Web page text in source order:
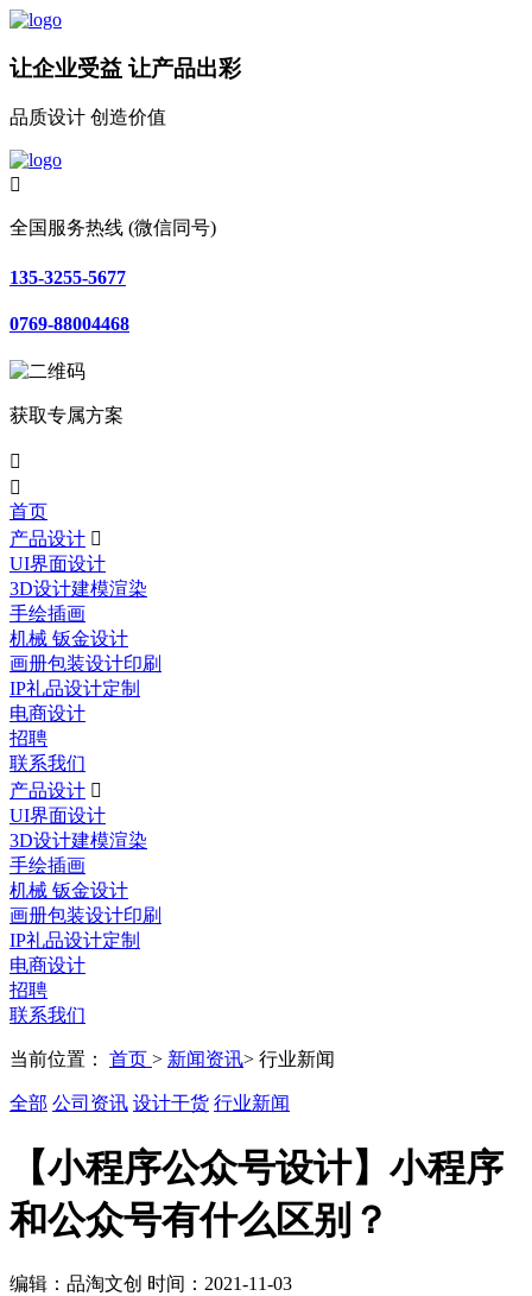
让企业受益 让产品出彩
品质设计 创造价值

全国服务热线 (微信同号)
135-3255-5677
0769-88004468
获取专属方案


首页
产品设计 
UI界面设计
3D设计建模渲染
手绘插画
机械 钣金设计
画册包装设计印刷
IP礼品设计定制
电商设计
招聘
联系我们
产品设计 
UI界面设计
3D设计建模渲染
手绘插画
机械 钣金设计
画册包装设计印刷
IP礼品设计定制
电商设计
招聘
联系我们
当前位置： 首页 > 新闻资讯> 行业新闻
全部 公司资讯 设计干货 行业新闻
【小程序公众号设计】小程序
和公众号有什么区别？
编辑：品淘文创 时间：2021-11-03